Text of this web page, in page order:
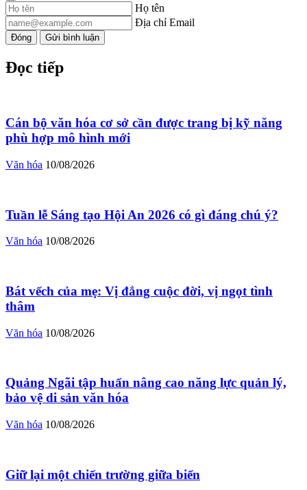
Họ tên
Địa chỉ Email
Đóng Gửi bình luận
Đọc tiếp
Cán bộ văn hóa cơ sở cần được trang bị kỹ năng
phù hợp mô hình mới
Văn hóa 10/08/2026
Tuần lễ Sáng tạo Hội An 2026 có gì đáng chú ý?
Văn hóa 10/08/2026
Bát vếch của mẹ: Vị đắng cuộc đời, vị ngọt tình
thâm
Văn hóa 10/08/2026
Quảng Ngãi tập huấn nâng cao năng lực quản lý,
bảo vệ di sản văn hóa
Văn hóa 10/08/2026
Giữ lại một chiến trường giữa biển